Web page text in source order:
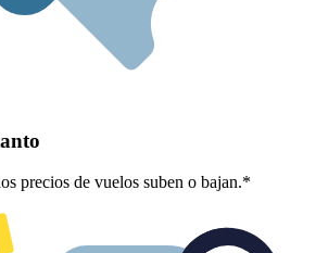
precios de vuelos suben o bajan.*